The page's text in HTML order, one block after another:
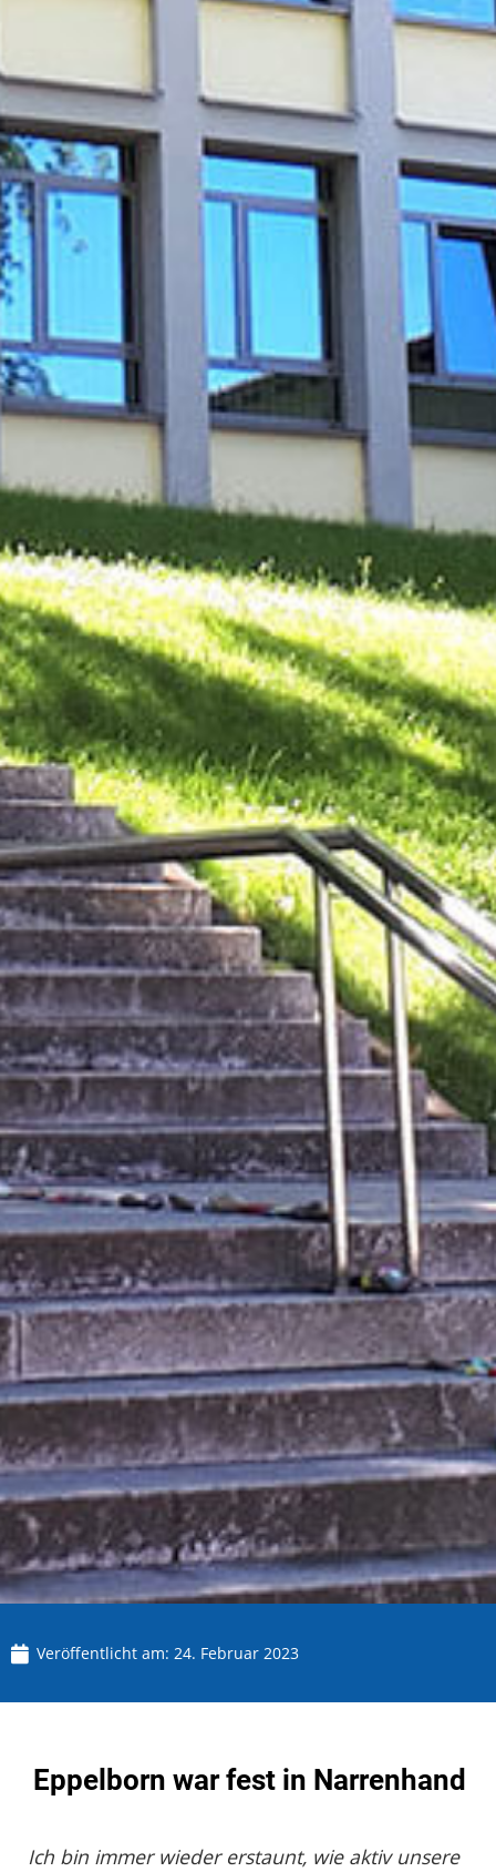
Veröffentlicht am: 24. Februar 2023
Eppelborn war fest in Narrenhand
Ich bin immer wieder erstaunt, wie aktiv unsere